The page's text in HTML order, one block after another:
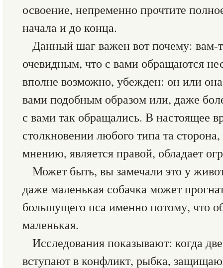
освоение, непременно прочтите
начала и до конца.
Данный шаг важен вот почему: вам-
очевидным, что с вами обращаются
вполне возможно, убежден: он или
вами подобным образом или, даже
с вами так обращались. В настоящее
столкновении любого типа та
мнению, является правой, обладает
Может быть, вы замечали это у
даже маленькая собачка может
большущего пса именно потому, что
маленькая.
Исследования показывают: когда
вступают в конфликт, рыбка,